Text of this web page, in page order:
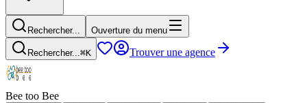
Rechercher... Ouverture du menu
Rechercher...⌘K Trouver une agence
Bee too Bee